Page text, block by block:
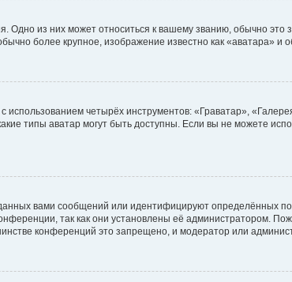
Одно из них может относиться к вашему званию, обычно это
более крупное, изображение известно как «аватара» и
четырёх инструментов: «Граватар»,
типы аватар могут быть доступны. Если вы не можете
вами сообщений или идентифицируют определённых
так как они установлены её администратором.
конференций это запрещено, и модератор или